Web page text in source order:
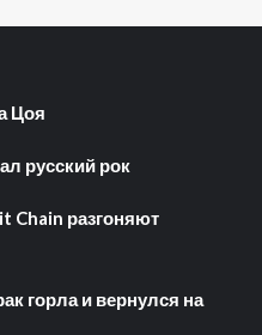
Цоя
русский рок
Chain разгоняют
горла и вернулся на